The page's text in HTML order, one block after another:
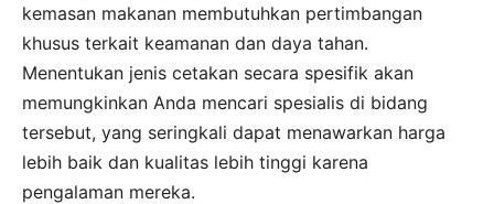
kemasan makanan membutuhkan pertimbangan
khusus terkait keamanan dan daya tahan.
Menentukan jenis cetakan secara spesifik akan
memungkinkan Anda mencari spesialis di bidang
tersebut, yang seringkali dapat menawarkan harga
lebih baik dan kualitas lebih tinggi karena
pengalaman mereka.